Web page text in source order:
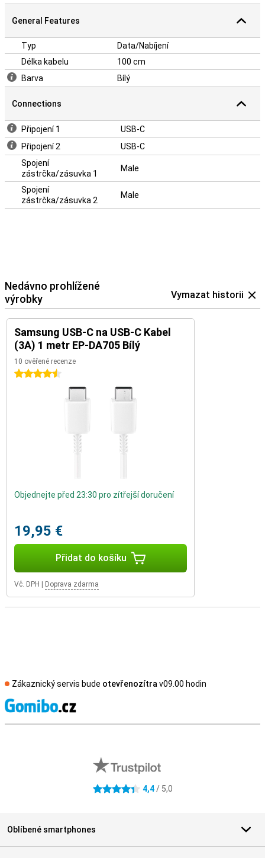
General Features
Typ
Data/Nabíjení
Délka kabelu
100 cm
Barva
Bílý
Connections
Připojení 1
USB-C
Připojení 2
USB-C
Spojení
zástrčka/zásuvka 1
Male
Spojení
zástrčka/zásuvka 2
Male
Nedávno prohlížené
výrobky
Vymazat historii
Samsung USB-C na USB-C Kabel
(3A) 1 metr EP-DA705 Bílý
10 ověřené recenze
4.5 hvězdičky
Objednejte před 23:30 pro zítřejší doručení
19,95 €
Přidat do košíku
Vč. DPH Doprava zdarma
Zákaznický servis bude otevřenozítra v09.00 hodin
4.4 hvězdičky4,4/ 5,0
Oblíbené smartphones